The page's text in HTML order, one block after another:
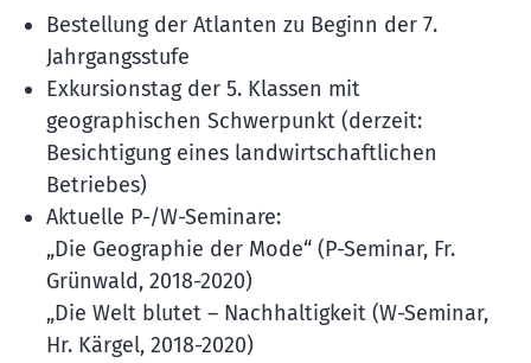
Bestellung der Atlanten zu Beginn der 7.
Jahrgangsstufe
Exkursionstag der 5. Klassen mit
geographischen Schwerpunkt (derzeit:
Besichtigung eines landwirtschaftlichen
Betriebes)
Aktuelle P-/W-Seminare:
„Die Geographie der Mode“ (P-Seminar, Fr.
Grünwald, 2018-2020)
„Die Welt blutet – Nachhaltigkeit (W-Seminar,
Hr. Kärgel, 2018-2020)